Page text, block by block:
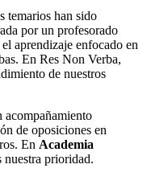
temarios han sido
por un profesorado
aprendizaje enfocado en
En Res Non Verba,
de nuestros
acompañamiento
de oposiciones en
En Academia
nuestra prioridad.